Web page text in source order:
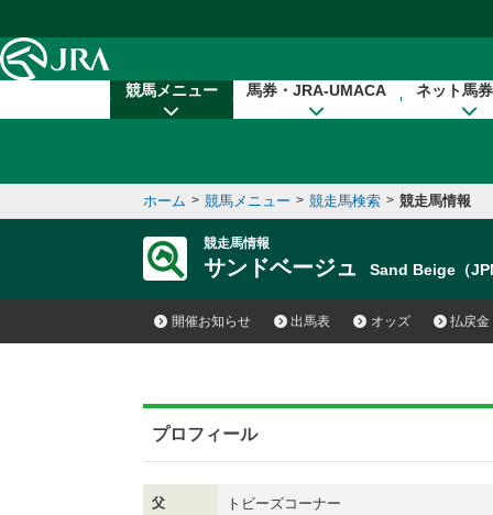
競馬メニュー 馬券・JRA-UMACA ネット馬
ホーム > 競馬メニュー > 競走馬検索 > 競走馬情報
競走馬情報
サンドベージュ Sand Beige（
開催お知らせ 出馬表 オッズ 払戻金
プロフィール
父 トビーズコーナー